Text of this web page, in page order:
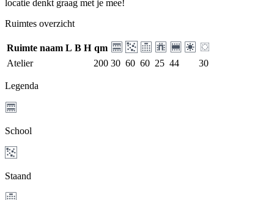
locatie denkt graag met je mee!
Ruimtes overzicht
Ruimte naam L B H qm
Atelier
200 30 60 60 25 44 30
Legenda
School
Staand